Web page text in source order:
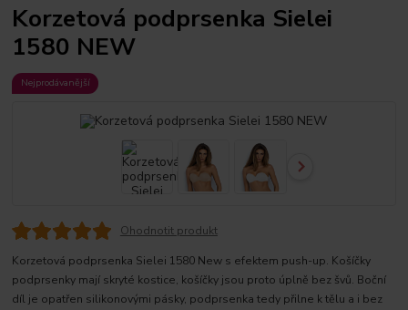
Korzetová podprsenka Sielei
1580 NEW
Nejprodávanější
Ohodnotit produkt
Korzetová podprsenka Sielei 1580 New s efektem push-up. Košíčky
podprsenky mají skryté kostice, košíčky jsou proto úplně bez švů. Boční
díl je opatřen silikonovými pásky, podprsenka tedy přilne k tělu a i bez